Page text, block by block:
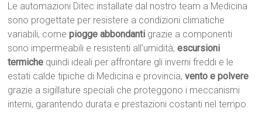
Le automazioni Ditec installate dal nostro team a Medicina
sono progettate per resistere a condizioni climatiche
variabili, comepiogge abbondanti grazie a componenti
sono impermeabili e resistenti all’umidità,escursioni
termiche quindi ideali per affrontare gli inverni freddi e le
estati calde tipiche di Medicina e provincia,vento e polvere
grazie a sigillature speciali che proteggono i meccanismi
interni, garantendo durata e prestazioni costanti nel tempo.